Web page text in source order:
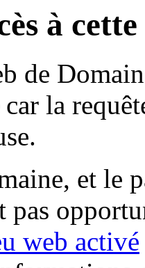
à
de
la
et le
pas
web activé